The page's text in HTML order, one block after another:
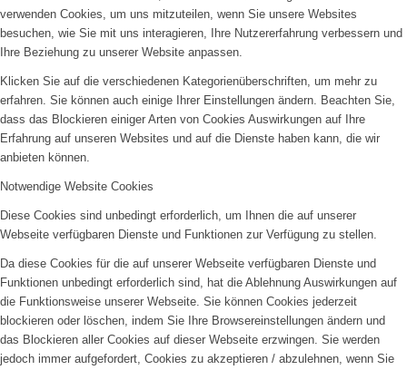
verwenden Cookies, um uns mitzuteilen, wenn Sie unsere Websites
besuchen, wie Sie mit uns interagieren, Ihre Nutzererfahrung verbessern und
Ihre Beziehung zu unserer Website anpassen.
Klicken Sie auf die verschiedenen Kategorienüberschriften, um mehr zu
erfahren. Sie können auch einige Ihrer Einstellungen ändern. Beachten Sie,
dass das Blockieren einiger Arten von Cookies Auswirkungen auf Ihre
Erfahrung auf unseren Websites und auf die Dienste haben kann, die wir
anbieten können.
Notwendige Website Cookies
Diese Cookies sind unbedingt erforderlich, um Ihnen die auf unserer
Webseite verfügbaren Dienste und Funktionen zur Verfügung zu stellen.
Da diese Cookies für die auf unserer Webseite verfügbaren Dienste und
Funktionen unbedingt erforderlich sind, hat die Ablehnung Auswirkungen auf
die Funktionsweise unserer Webseite. Sie können Cookies jederzeit
blockieren oder löschen, indem Sie Ihre Browsereinstellungen ändern und
das Blockieren aller Cookies auf dieser Webseite erzwingen. Sie werden
jedoch immer aufgefordert, Cookies zu akzeptieren / abzulehnen, wenn Sie